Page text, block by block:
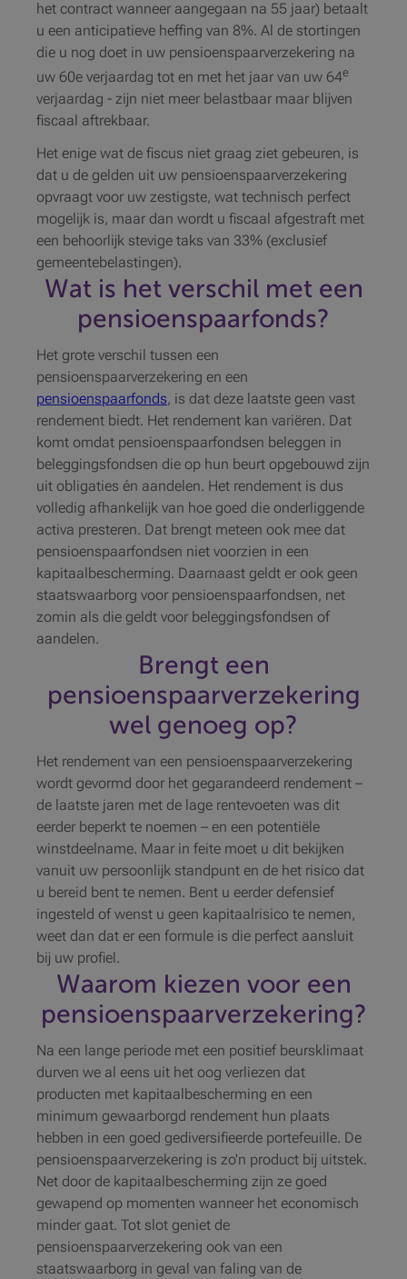
het contract wanneer aangegaan na 55 jaar) betaalt
u een anticipatieve heffing van 8%. Al de stortingen
die u nog doet in uw pensioenspaarverzekering na
uw 60e verjaardag tot en met het jaar van uw 64e
verjaardag - zijn niet meer belastbaar maar blijven
fiscaal aftrekbaar.
Het enige wat de fiscus niet graag ziet gebeuren, is
dat u de gelden uit uw pensioenspaarverzekering
opvraagt voor uw zestigste, wat technisch perfect
mogelijk is, maar dan wordt u fiscaal afgestraft met
een behoorlijk stevige taks van 33% (exclusief
gemeentebelastingen).
Wat is het verschil met een
pensioenspaarfonds?
Het grote verschil tussen een
pensioenspaarverzekering en een
pensioenspaarfonds, is dat deze laatste geen vast
rendement biedt. Het rendement kan variëren. Dat
komt omdat pensioenspaarfondsen beleggen in
beleggingsfondsen die op hun beurt opgebouwd zijn
uit obligaties én aandelen. Het rendement is dus
volledig afhankelijk van hoe goed die onderliggende
activa presteren. Dat brengt meteen ook mee dat
pensioenspaarfondsen niet voorzien in een
kapitaalbescherming. Daarnaast geldt er ook geen
staatswaarborg voor pensioenspaarfondsen, net
zomin als die geldt voor beleggingsfondsen of
aandelen.
Brengt een
pensioenspaarverzekering
wel genoeg op?
Het rendement van een pensioenspaarverzekering
wordt gevormd door het gegarandeerd rendement –
de laatste jaren met de lage rentevoeten was dit
eerder beperkt te noemen – en een potentiële
winstdeelname. Maar in feite moet u dit bekijken
vanuit uw persoonlijk standpunt en de het risico dat
u bereid bent te nemen. Bent u eerder defensief
ingesteld of wenst u geen kapitaalrisico te nemen,
weet dan dat er een formule is die perfect aansluit
bij uw profiel.
Waarom kiezen voor een
pensioenspaarverzekering?
Na een lange periode met een positief beursklimaat
durven we al eens uit het oog verliezen dat
producten met kapitaalbescherming en een
minimum gewaarborgd rendement hun plaats
hebben in een goed gediversifieerde portefeuille. De
pensioenspaarverzekering is zo'n product bij uitstek.
Net door de kapitaalbescherming zijn ze goed
gewapend op momenten wanneer het economisch
minder gaat. Tot slot geniet de
pensioenspaarverzekering ook van een
staatswaarborg in geval van faling van de